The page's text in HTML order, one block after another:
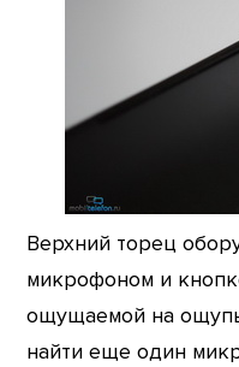
Верхний торец
микрофоном и
ощущаемой на
найти еще один